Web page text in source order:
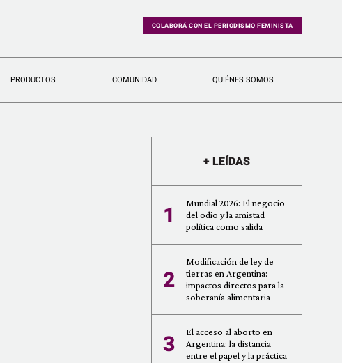
COLABORÁ CON EL PERIODISMO FEMINISTA
PRODUCTOS COMUNIDAD QUIÉNES SOMOS
+ LEÍDAS
1
Mundial 2026: El negocio
del odio y la amistad
política como salida
2
Modificación de ley de
tierras en Argentina:
impactos directos para la
soberanía alimentaria
3
El acceso al aborto en
Argentina: la distancia
entre el papel y la práctica